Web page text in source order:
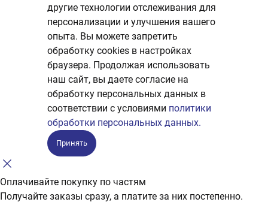
другие технологии отслеживания для
персонализации и улучшения вашего
опыта. Вы можете запретить
обработку сookies в настройках
браузера. Продолжая использовать
наш сайт, вы даете согласие на
обработку персональных данных в
соответствии с условиями политики
обработки персональных данных.
Принять
Оплачивайте покупку по частям
Получайте заказы сразу, а платите за них постепенно.